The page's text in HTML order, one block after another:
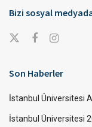
Bizi sosyal
Son Haberler
İstanbul Üniversitesi
İstanbul Üniversitesi